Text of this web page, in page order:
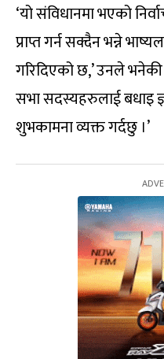
‘यो संविधानमा भएको
प्राप्त गर्न सक्दैन भन्ने
गरिदिएको छ,’ उनले भनेकी
सभा सदस्यहरुलाई बधाइ
शुभकामना व्यक्त गर्दछु ।’